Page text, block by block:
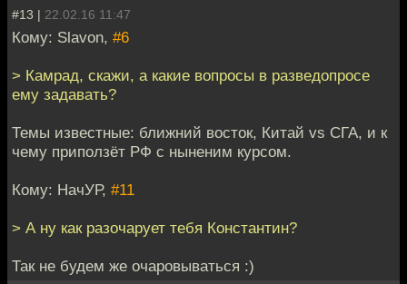
#13 | 22.02.16 11:47
Кому: Slavon, #6
> Камрад, скажи, а какие вопросы в разведопросе
ему задавать?
Темы известные: ближний восток, Китай vs СГА, и к
чему приползёт РФ с ныненим курсом.
Кому: НачУР, #11
> А ну как разочарует тебя Константин?
Так не будем же очаровываться :)